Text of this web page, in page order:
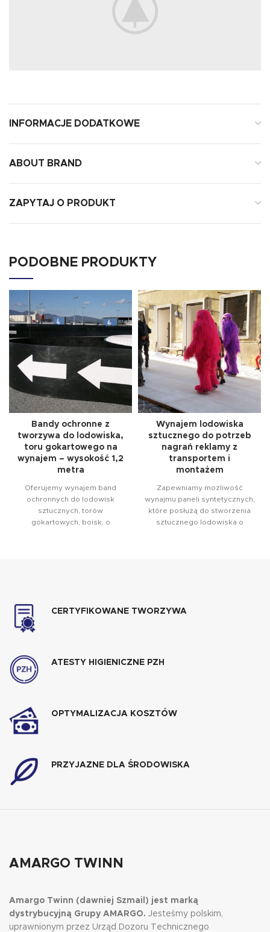
INFORMACJE DODATKOWE
ABOUT BRAND
ZAPYTAJ O PRODUKT
PODOBNE PRODUKTY
Bandy ochronne z
tworzywa do lodowiska,
toru gokartowego na
wynajem – wysokość 1,2
metra
Oferujemy wynajem band
ochronnych do lodowisk
sztucznych, torów
gokartowych, boisk, o
wersjach mocowania i spajania
Wynajem lodowiska
sztucznego do potrzeb
nagrań reklamy z
transportem i
montażem
Zapewniamy możliwość
wynajmu paneli syntetycznych,
które posłużą do stworzenia
sztucznego lodowiska o
transport wszystkich
montaż lodowiska sztucznego.
CERTYFIKOWANE TWORZYWA
ATESTY HIGIENICZNE PZH
OPTYMALIZACJA KOSZTÓW
PRZYJAZNE DLA ŚRODOWISKA
AMARGO TWINN
Amargo Twinn (dawniej Szmail) jest marką
dystrybucyjną Grupy AMARGO. Jesteśmy polskim,
uprawnionym przez Urząd Dozoru Technicznego